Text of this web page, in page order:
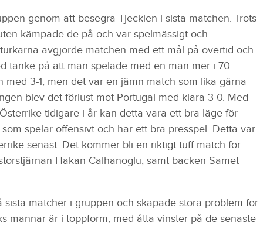
genom att besegra Tjeckien i sista matchen. Trots
kämpade de på och var spelmässigt och
avgjorde matchen med ett mål på övertid och
tanke på att man spelade med en man mer i 70
3-1, men det var en jämn match som lika gärna
blev det förlust mot Portugal med klara 3-0. Med
tidigare i år kan detta vara ett bra läge för
spelar offensivt och har ett bra presspel. Detta var
senast. Det kommer bli en riktigt tuff match för
Hakan Calhanoglu, samt backen Samet
matcher i gruppen och skapade stora problem för
mannar är i toppform, med åtta vinster på de senaste